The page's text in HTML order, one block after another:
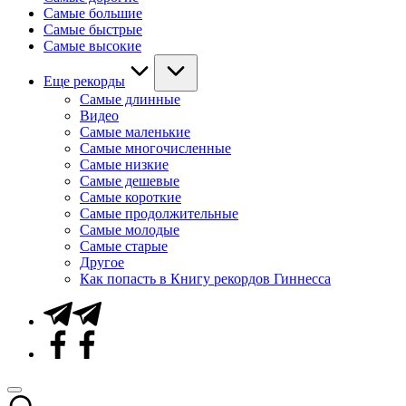
Самые большие
Самые быстрые
Самые высокие
Еще рекорды
Самые длинные
Видео
Самые маленькие
Самые многочисленные
Самые низкие
Самые дешевые
Самые короткие
Самые продолжительные
Самые молодые
Самые старые
Другое
Как попасть в Книгу рекордов Гиннесса
Telegram
Facebook